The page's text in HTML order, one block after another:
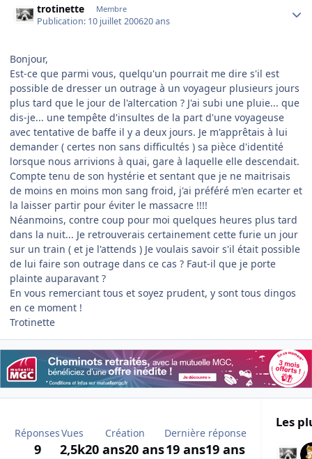
trotinette Membre
Publication: 10 juillet 200620 ans
Bonjour,
Est-ce que parmi vous, quelqu'un pourrait me dire s'il est
possible de dresser un outrage à un voyageur plusieurs jours
plus tard que le jour de l'altercation ? J'ai subi une pluie... que
dis-je... une tempête d'insultes de la part d'une voyageuse
avec tentative de baffe il y a deux jours. Je m'apprêtais à lui
demander ( certes non sans difficultés ) sa pièce d'identité
lorsque nous arrivions à quai, gare à laquelle elle descendait.
Compte tenu de son hystérie et sentant que je ne maitrisais
de moins en moins mon sang froid, j'ai préféré m'en ecarter et
la laisser partir pour éviter le massacre !!!!
Néanmoins, contre coup pour moi quelques heures plus tard
dans la nuit... Je retrouverais certainement cette furie un jour
sur un train ( et je l'attends ) Je voulais savoir s'il était possible
de lui faire son outrage dans ce cas ? Faut-il que je porte
plainte auparavant ?
En vous remerciant tous et soyez prudent, y sont tous dingos
en ce moment !
Trotinette
Réponses
9
Vues
2,5k
Création
20 ans20 ans
Dernière réponse
19 ans19 ans
Les